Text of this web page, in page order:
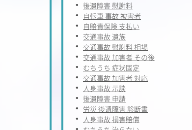
後遺障害 慰謝料
自転車 事故 被害者
自賠責保険 支払い
交通事故 遺族
交通事故 慰謝料 相場
交通事故 加害者 その後
むちうち 症状固定
交通事故 加害者 対応
人身事故 示談
後遺障害 申請
労災 後遺障害 診断書
人身事故 損害賠償